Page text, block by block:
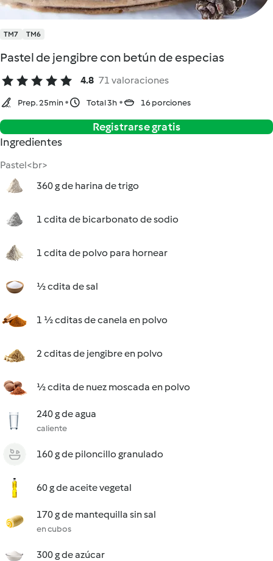
TM7 TM6
Pastel de jengibre con betún de especias
4.8 71 valoraciones
Prep. 25min Total 3h 16 porciones
Registrarse gratis
Ingredientes
Pastel<br>
360 g de harina de trigo
1 cdita de bicarbonato de sodio
1 cdita de polvo para hornear
½ cdita de sal
1 ½ cditas de canela en polvo
2 cditas de jengibre en polvo
½ cdita de nuez moscada en polvo
240 g de agua
caliente
160 g de piloncillo granulado
60 g de aceite vegetal
170 g de mantequilla sin sal
en cubos
300 g de azúcar